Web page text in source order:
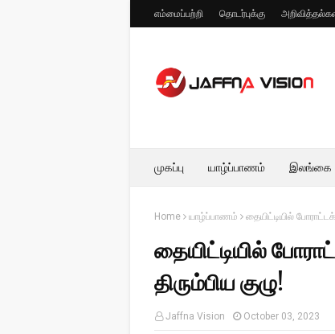
எம்மைப்பற்றி தொடர்புக்கு
முகப்பு யாழ்ப்பாணம் இலங்கை
Home யாழ்ப்பாணம் தையிட்டியில்
தையிட்டியில்
திரும்பிய குழு!
Jaffna Vision October 03, 2023